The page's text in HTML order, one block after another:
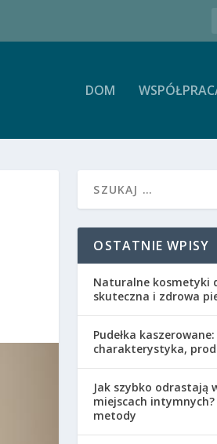
DOM
OSTATNIE WPISY
Naturalne kosmetyki
skuteczna i zdrowa
Pudełka kaszerowane:
charakterystyka,
Jak szybko odrastają
miejscach
metody